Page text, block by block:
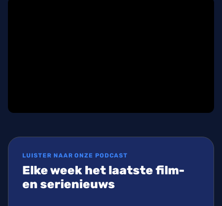
LUISTER NAAR ONZE PODCAST
Elke week het laatste film-
en serienieuws